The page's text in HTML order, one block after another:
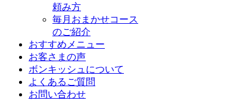
頼み方
毎月おまかせコース
のご紹介
おすすめメニュー
お客さまの声
ボンキッシュについて
よくあるご質問
お問い合わせ